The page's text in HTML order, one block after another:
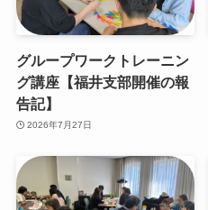
グループワークトレーニン
グ講座【福井支部開催の報
告記】
2026年7月27日